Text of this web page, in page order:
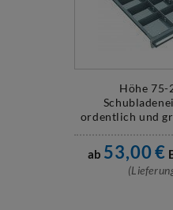
Höhe 75-
ordentlich und
ab 53,00€